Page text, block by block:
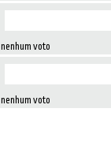
nenhum voto
nenhum voto